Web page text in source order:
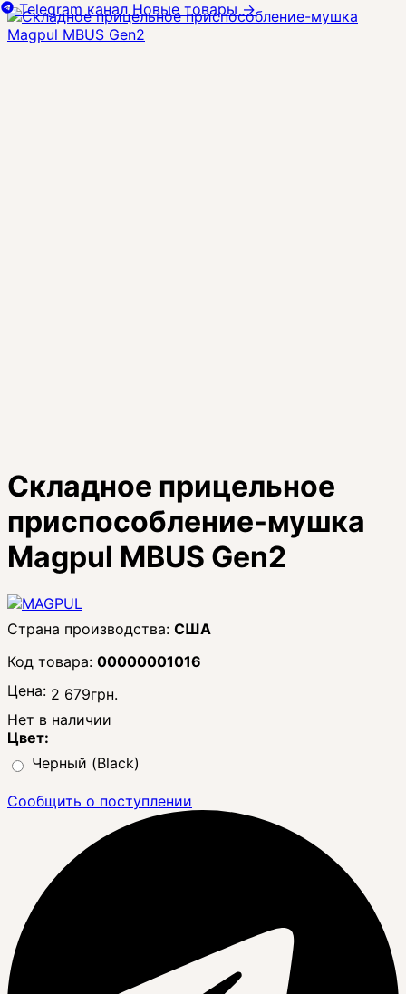
Складное прицельное
приспособление-мушка
Magpul MBUS Gen2
США
00000001016
Цена: 2 679грн.
Нет в наличии
Цвет:
Черный (Black)
Сообщить о поступлении
Telegram канал Новые товары→